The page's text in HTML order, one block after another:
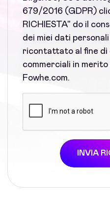
679/2016 (GDPR)
RICHIESTA" do il
dei miei dati
ricontattato al fine
commerciali in
Fowhe.com.
INVIA